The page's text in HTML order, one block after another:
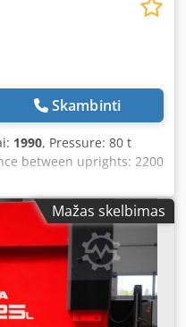
Skambinti
1990, Pressure: 80 t
between uprights: 2200
kVA Machine weight
3 x 2.25 x 2.20 m
NC 9 F control
for the
Mažas skelbimas